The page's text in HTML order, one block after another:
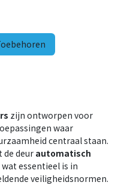
zijn ontworpen voor
waar
centraal staan.
deurautomatisch
wat essentieel is in
veiligheidsnormen.